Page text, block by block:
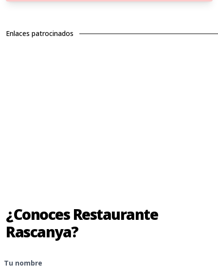
Enlaces patrocinados
¿Conoces Restaurante
Rascanya?
Tu nombre